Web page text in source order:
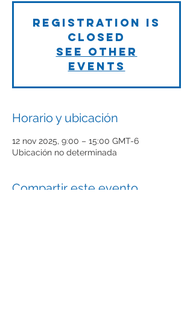
Registration is
closed
See other
events
Horario y ubicación
12 nov 2025, 9:00 – 15:00 GMT-6
Ubicación no determinada
Compartir este evento